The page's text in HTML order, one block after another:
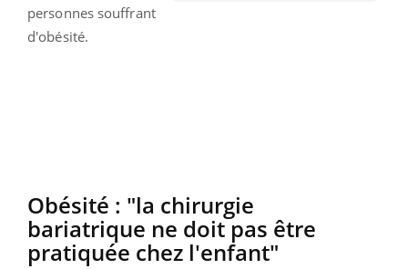
personnes souffrant
d'obésité.
Obésité : "la chirurgie
bariatrique ne doit pas être
pratiquée chez l'enfant"